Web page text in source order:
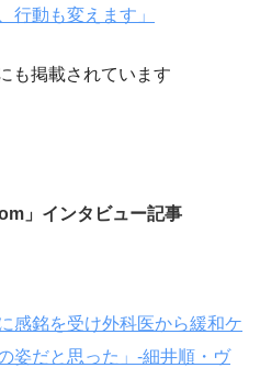
行動も変えます」
も掲載されています
」インタビュー記事
感銘を受け外科医から緩和ケ
姿だと思った」‐細井順・ヴ